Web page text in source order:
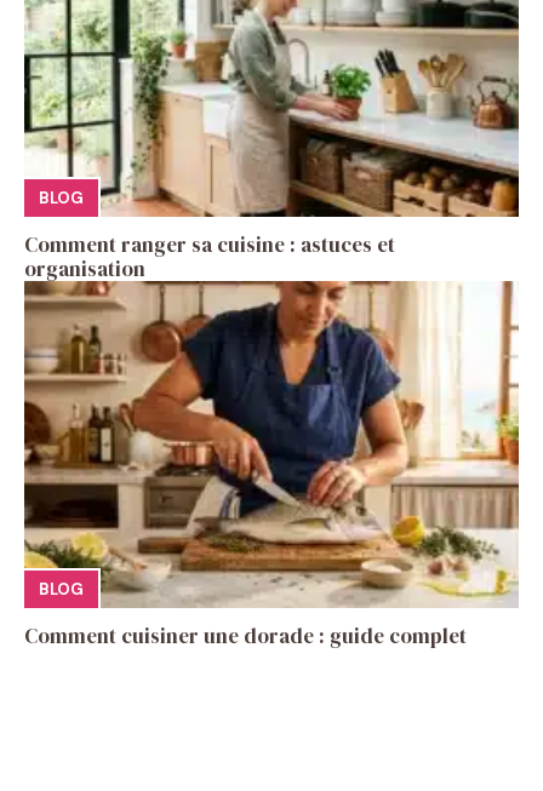
BLOG
Comment ranger sa cuisine : astuces et
organisation
BLOG
Comment cuisiner une dorade : guide complet